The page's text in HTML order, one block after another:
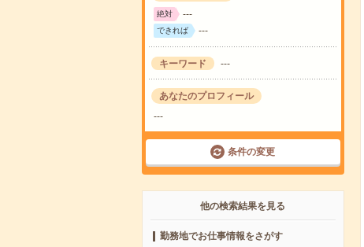
絶対 ---
できれば ---
キーワード ---
あなたのプロフィール
---
条件の変更
他の検索結果を見る
勤務地でお仕事情報をさがす